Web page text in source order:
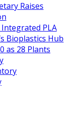
Raises
Integrated PLA
Bioplastics Hub
as 28 Plants